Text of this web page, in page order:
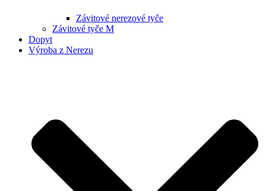
Závitové nerezové tyče
Závitové tyče M
Dopyt
Výroba z Nerezu